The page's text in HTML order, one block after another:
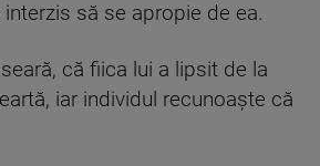
să se apropie de ea.
că fiica lui a lipsit de la
iar individul recunoaște că